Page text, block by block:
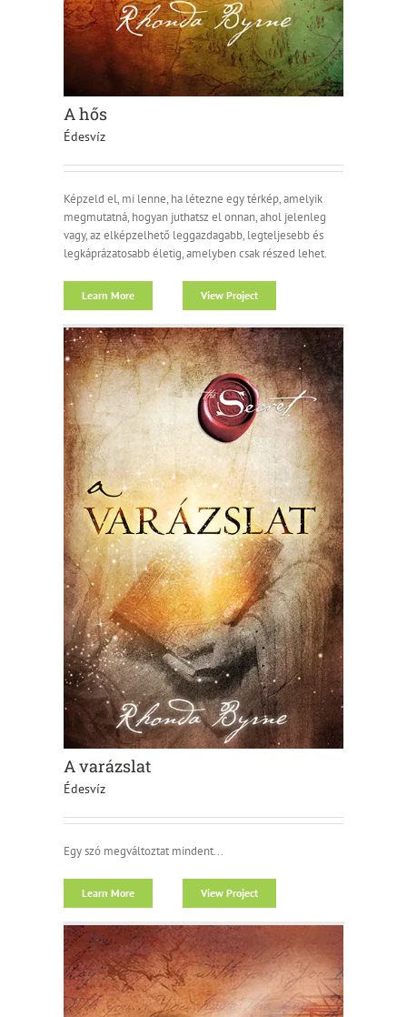
A hős
Édesvíz
Képzeld el, mi lenne, ha létezne egy térkép, amelyik
megmutatná, hogyan juthatsz el onnan, ahol jelenleg
vagy, az elképzelhető leggazdagabb, legteljesebb és
legkáprázatosabb életig, amelyben csak részed lehet.
Learn More View Project
A varázslat
Édesvíz
Egy szó megváltoztat mindent...
Learn More View Project